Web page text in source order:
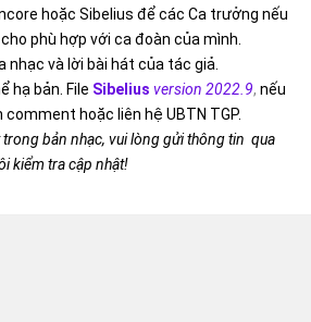
hoặc Sibelius để các Ca trưởng nếu
phù hợp với ca đoàn của mình.
nhạc và lời bài hát của tác giả.
hạ bản. File Sibelius version 2022.9, nếu
hoặc liên hệ UBTN TGP.
trong bản nhạc, vui lòng gửi thông tin qua
kiểm tra cập nhật!